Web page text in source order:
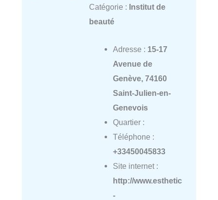
Catégorie : Institut de
beauté
Adresse : 15-17
Avenue de
Genève, 74160
Saint-Julien-en-
Genevois
Quartier :
Téléphone :
+33450045833
Site internet :
http://www.esthetic
-